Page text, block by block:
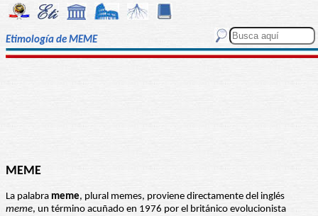
Etimología de MEME
MEME
La palabra meme, plural memes, proviene directamente del inglés
meme, un término acuñado en 1976 por el británico evolucionista